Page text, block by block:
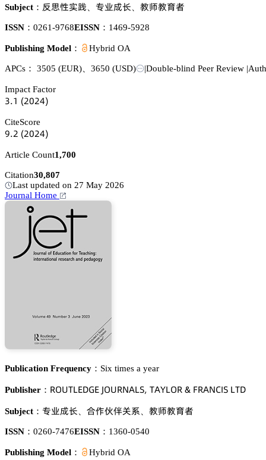
Subject： 锤㒙焬䐵喭、 角簱㩆㾛、 䯄慻䯄猇剐
ISSN： 0261-9768EISSN： 1469-5928
Publishing Model： Hybrid OA
APCs： 3505 (EUR)、 3650 (USD) |Double-blind Peer Review |
Impact Factor
杚.声 (缗蔡缗鋺)
CiteScore
䟕.缗 (缗蔡缗鋺)
Article Count1,700
Citation30,807
Last updated on 27 May 2026
Journal Home
Publication Frequency： Six times a year
Publisher： 葤鵣侶穫欄乊枀佥乊 嗧鵣侶葤沟嵻欄偌, 穫嵻巨欄鵣葤 & 彦葤嵻沟。喊偌 欄穫枀
Subject： 角簱㩆㾛 頵傒钻㼲姮忚 䯄慻䯄猇剐
ISSN： 0260-7476EISSN： 1360-0540
Publishing Model： Hybrid OA